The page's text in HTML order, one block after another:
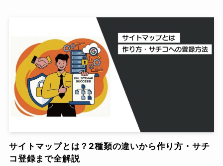
サイトマップとは？2種類の違いから作り方・サチ
コ登録まで全解説